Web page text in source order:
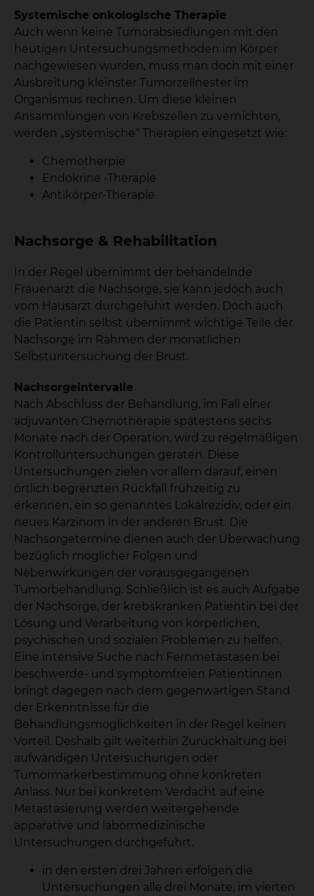
Systemische onkologische Therapie
Auch wenn keine Tumorabsiedlungen mit den
heutigen Untersuchungsmethoden im Körper
nachgewiesen wurden, muss man doch mit einer
Ausbreitung kleinster Tumorzellnester im
Organismus rechnen. Um diese kleinen
Ansammlungen von Krebszellen zu vernichten,
werden „systemische“ Therapien eingesetzt wie:
Chemotherpie
Endokrine -Therapie
Antikörper-Therapie
Nachsorge & Rehabilitation
In der Regel übernimmt der behandelnde
Frauenarzt die Nachsorge, sie kann jedoch auch
vom Hausarzt durchgeführt werden. Doch auch
die Patientin selbst übernimmt wichtige Teile der
Nachsorge im Rahmen der monatlichen
Selbstuntersuchung der Brust.
Nachsorgeintervalle
Nach Abschluss der Behandlung, im Fall einer
adjuvanten Chemotherapie spätestens sechs
Monate nach der Operation, wird zu regelmäßigen
Kontrolluntersuchungen geraten. Diese
Untersuchungen zielen vor allem darauf, einen
örtlich begrenzten Rückfall frühzeitig zu
erkennen, ein so genanntes Lokalrezidiv, oder ein
neues Karzinom in der anderen Brust. Die
Nachsorgetermine dienen auch der Überwachung
bezüglich möglicher Folgen und
Nebenwirkungen der vorausgegangenen
Tumorbehandlung. Schließlich ist es auch Aufgabe
der Nachsorge, der krebskranken Patientin bei der
Lösung und Verarbeitung von körperlichen,
psychischen und sozialen Problemen zu helfen.
Eine intensive Suche nach Fernmetastasen bei
beschwerde- und symptomfreien Patientinnen
bringt dagegen nach dem gegenwärtigen Stand
der Erkenntnisse für die
Behandlungsmöglichkeiten in der Regel keinen
Vorteil. Deshalb gilt weiterhin Zurückhaltung bei
aufwändigen Untersuchungen oder
Tumormarkerbestimmung ohne konkreten
Anlass. Nur bei konkretem Verdacht auf eine
Metastasierung werden weitergehende
apparative und labormedizinische
Untersuchungen durchgeführt.
in den ersten drei Jahren erfolgen die
Untersuchungen alle drei Monate, im vierten